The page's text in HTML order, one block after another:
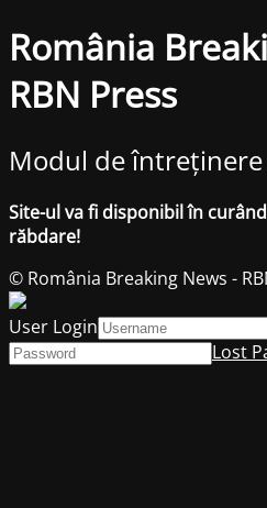
România
RBN Press
Modul de
Site-ul va fi disponibil în
răbdare!
© România Breaking News -
User Login
Lost